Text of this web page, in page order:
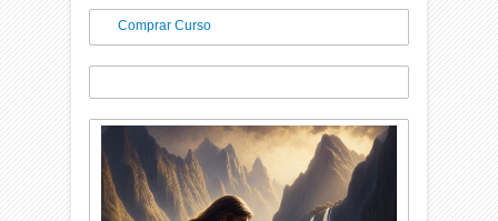
Comprar Curso